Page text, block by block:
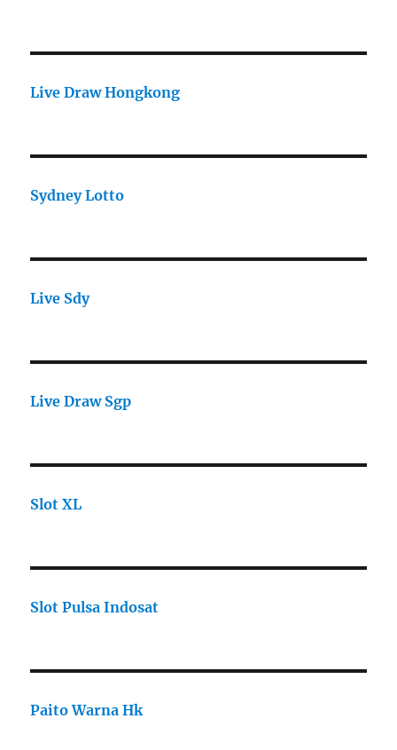
Live Draw Hongkong
Sydney Lotto
Live Sdy
Live Draw Sgp
Slot XL
Slot Pulsa Indosat
Paito Warna Hk